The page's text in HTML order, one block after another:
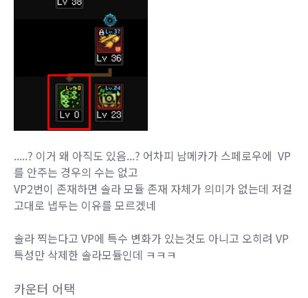
.....? 이거 왜 아직도 있음...? 어차피 남메카가 스페로우에 VP
를 안주는 경우의 수는 없고
VP2번이 존재하면 솔라 모듈 존재 자체가 의미가 없는데 저걸
고대로 냅두는 이유를 모르겠네
솔라 찍는다고 VP에 특수 변화가 있는것도 아니고 오히려 VP
특성만 삭제한 솔라모듈인데 ㅋㅋㅋ
카운터 어택